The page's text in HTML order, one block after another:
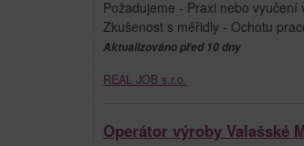
Požadujeme - Praxi nebo
Zkušenost s měřidly - Ochotu
Aktualizováno před 10 dny
REAL JOB s.r.o.
Operátor výroby Valašské